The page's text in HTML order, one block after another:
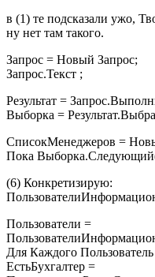
в (1) те подсказали ужо,
ну нет там такого.
Запрос = Новый Запрос;
Запрос.Текст ;
Результат =
Выборка =
СписокМенеджеров =
Пока
(6) Конкретизирую:
Пользователи =
Для Каждого
ЕстьБухгалтер =